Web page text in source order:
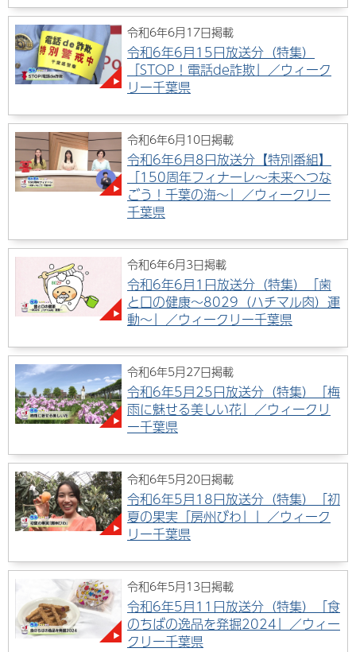
令和6年6月17日掲載
令和6年6月15日放送分（特集）
「STOP！電話de詐欺」／ウィーク
リー千葉県
令和6年6月10日掲載
令和6年6月8日放送分【特別番組】
「150周年フィナーレ～未来へつな
ごう！千葉の海～」／ウィークリー
千葉県
令和6年6月3日掲載
令和6年6月1日放送分（特集）「歯
と口の健康～8029（ハチマル肉）運
動～」／ウィークリー千葉県
令和6年5月27日掲載
令和6年5月25日放送分（特集）「梅
雨に魅せる美しい花」／ウィークリ
ー千葉県
令和6年5月20日掲載
令和6年5月18日放送分（特集）「初
夏の果実「房州びわ」」／ウィーク
リー千葉県
令和6年5月13日掲載
令和6年5月11日放送分（特集）「食
のちばの逸品を発掘2024」／ウィー
クリー千葉県